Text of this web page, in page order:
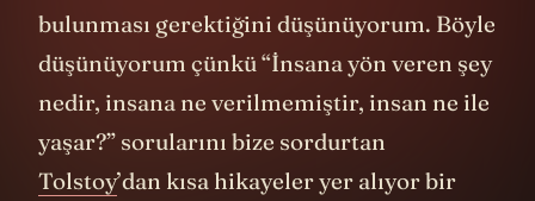
bulunması gerektiğini düşünüyorum. Böyle
düşünüyorum çünkü “İnsana yön veren şey
nedir, insana ne verilmemiştir, insan ne ile
yaşar?” sorularını bize sordurtan
Tolstoy’dan kısa hikayeler yer alıyorbir